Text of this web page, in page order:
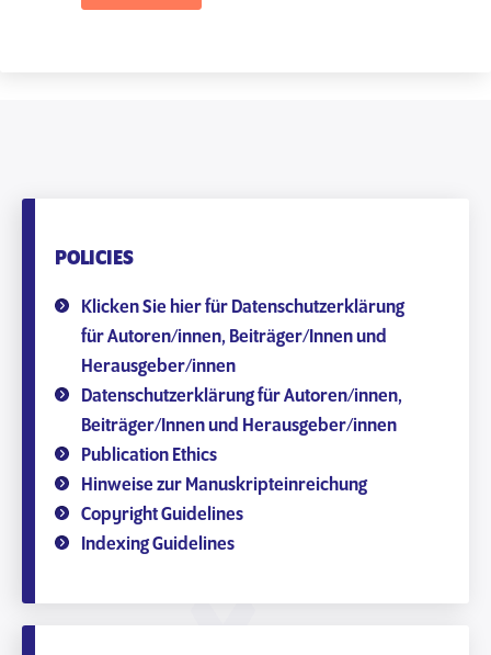
POLICIES
Klicken Sie hier für Datenschutzerklärung
für Autoren/innen, Beiträger/Innen und
Herausgeber/innen
Datenschutzerklärung für Autoren/innen,
Beiträger/Innen und Herausgeber/innen
Publication Ethics
Hinweise zur Manuskripteinreichung
Copyright Guidelines
Indexing Guidelines